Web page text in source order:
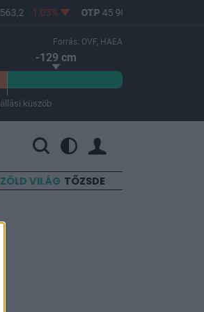
-1,03% OTP 45 900
Forrás: OVF, HAEA
-129 cm
küszöb
ZÖLD VILÁG TŐZSDE